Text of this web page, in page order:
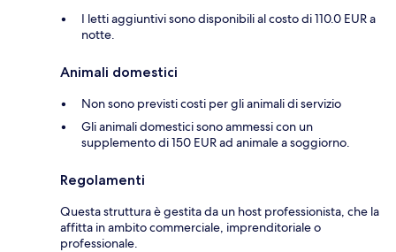
I letti aggiuntivi sono disponibili al costo di 110.0 EUR a
notte.
Animali domestici
Non sono previsti costi per gli animali di servizio
Gli animali domestici sono ammessi con un
supplemento di 150 EUR ad animale a soggiorno.
Regolamenti
Questa struttura è gestita da un host professionista, che la
affitta in ambito commerciale, imprenditoriale o
professionale.